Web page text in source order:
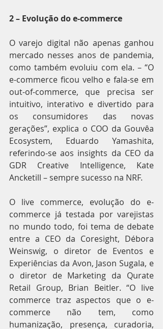
2 – Evolução do e-commerce
O varejo digital não apenas ganhou
mercado nesses anos de pandemia,
como também evoluiu com ela. – “O
e-commerce ficou velho e fala-se em
out-of-commerce, que precisa ser
intuitivo, interativo e divertido para
os consumidores das novas
gerações”, explica o COO da Gouvêa
Ecosystem, Eduardo Yamashita,
referindo-se aos insights da CEO da
GDR Creative Intelligence, Kate
Ancketill – sempre sucesso na NRF.
O live commerce, evolução do e-
commerce já testada por varejistas
no mundo todo, foi tema de debate
entre a CEO da Coresight, Débora
Weinswig, o diretor de Eventos e
Experiências da Avon, Jason Sugala, e
o diretor de Marketing da Qurate
Retail Group, Brian Beitler. “O live
commerce traz aspectos que o e-
commerce não tem, como
humanização, presença, curadoria,